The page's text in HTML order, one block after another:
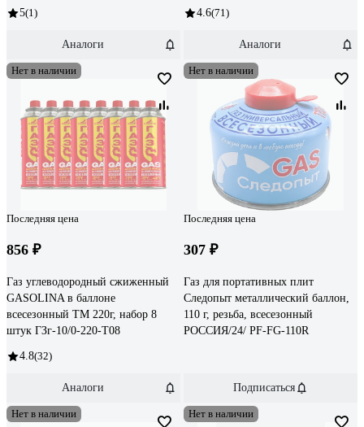
5(1)
Аналоги
4.6(71)
Аналоги
Нет в наличии
Последняя цена
856 ₽
Газ углеводородный сжиженный
GASOLINA в баллоне
всесезонный ТМ 220г, набор 8
штук ГЗг-10/0-220-Т08
4.8(32)
Аналоги
Нет в наличии
Последняя цена
307 ₽
Газ для портативных плит
Следопыт металлический баллон,
110 г, резьба, всесезонный
РОССИЯ/24/ PF-FG-110R
Подписаться
Нет в наличии Нет в наличии